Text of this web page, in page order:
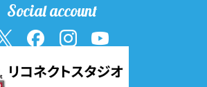
Social account